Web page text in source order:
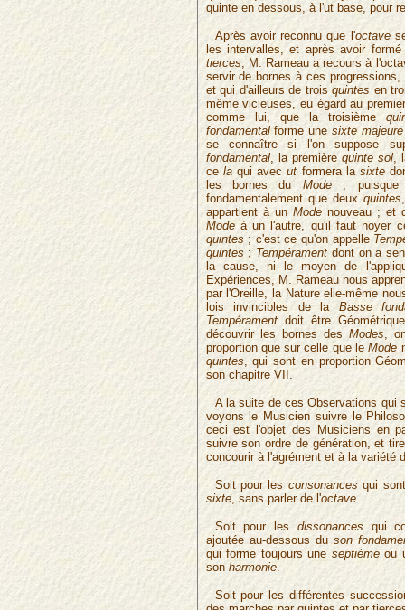
quinte en dessous, à l'ut base, pour
Après avoir reconnu que l'octave
les intervalles, et après avoir
tierces, M. Rameau a recours à
servir de bornes à ces
et qui d'ailleurs de trois quintes en
même vicieuses, eu égard au
comme lui, que la troisième
fondamentalforme unesixte majeure
se connaître si l'on suppose
fondamental, la première quinte sol,
ce laqui avecut formera la sixte
les bornes du Mode;
fondamentalement que deuxquintes
appartient à unModenouveau ; et
Modeà un l'autre, qu'il faut noyer
quintes; c'est ce qu'on appelle
quintes; Tempérament dont on a
la cause, ni le moyen de
Expériences, M. Rameau nous
par l'Oreille, la Nature elle-même
lois invincibles de la Basse
Tempéramentdoit être
découvrir les bornes des Modes,
proportion que sur celle que leMode
quintes, qui sont en proportion
son chapitre VII.
A la suite de ces Observations qui
voyons le Musicien suivre le
ceci est l'objet des Musiciens en
suivre son ordre de génération, et
concourir à l'agrément et à la variété
Soit pour les consonancesqui
sixte, sans parler de l'octave.
Soit pour les dissonancesqui
ajoutée au-dessous du son
qui forme toujours une septièmeou
son harmonie.
Soit pour les différentes